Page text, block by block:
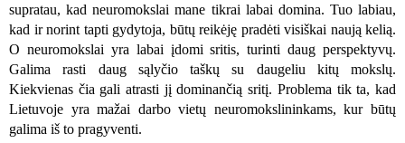
supratau, kad neuromokslai mane tikrai labai domina. Tuo labiau,
kad ir norint tapti gydytoja, būtų reikėję pradėti visiškai naują kelią.
O neuromokslai yra labai įdomi sritis, turinti daug perspektyvų.
Galima rasti daug sąlyčio taškų su daugeliu kitų mokslų.
Kiekvienas čia gali atrasti jį dominančią sritį. Problema tik ta, kad
Lietuvoje yra mažai darbo vietų neuromokslininkams, kur būtų
galima iš to pragyventi.